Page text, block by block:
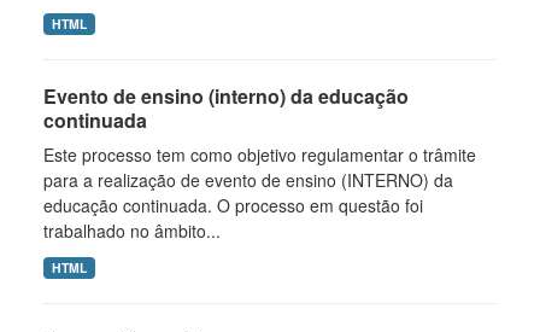
HTML
Evento de ensino (interno) da educação
continuada
Este processo tem como objetivo regulamentar o trâmite
para a realização de evento de ensino (INTERNO) da
educação continuada. O processo em questão foi
trabalhado no âmbito...
HTML